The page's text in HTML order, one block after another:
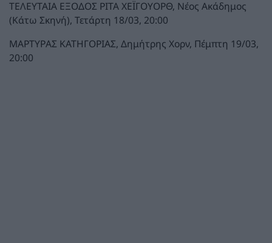
ΤΕΛΕΥΤΑΙΑ ΕΞΟΔΟΣ ΡΙΤΑ ΧΕΪΓΟΥΟΡΘ, Νέος Ακάδημος
(Κάτω Σκηνή), Τετάρτη 18/03, 20:00
ΜΑΡΤΥΡΑΣ ΚΑΤΗΓΟΡΙΑΣ, Δημήτρης Χορν, Πέμπτη 19/03,
20:00